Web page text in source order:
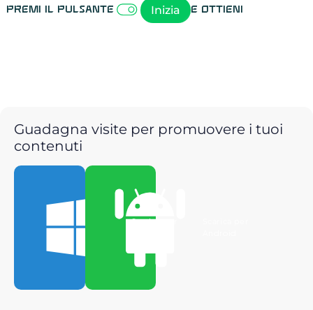
Premi il pulsante Inizia e ottieni
Guadagna visite per promuovere i tuoi
contenuti
Scarica per